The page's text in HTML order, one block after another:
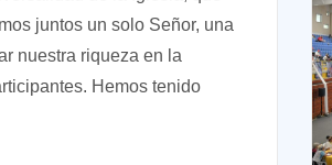
juntos un solo Señor, una
nuestra riqueza en la
Hemos tenido